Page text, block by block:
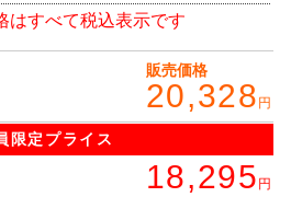
はすべて税込表示です
販売価格
20,328 円
限定 プライス
18,295 円